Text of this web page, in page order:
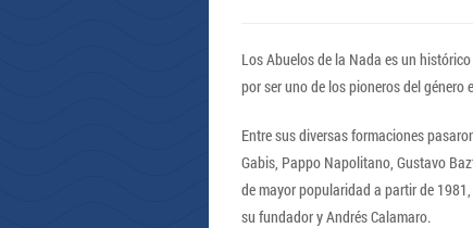
Los Abuelos de la Nada es un
por ser uno de los pioneros del género
Entre sus diversas formaciones
Gabis, Pappo Napolitano, Gustavo
de mayor popularidad a partir de
su fundador y Andrés Calamaro.